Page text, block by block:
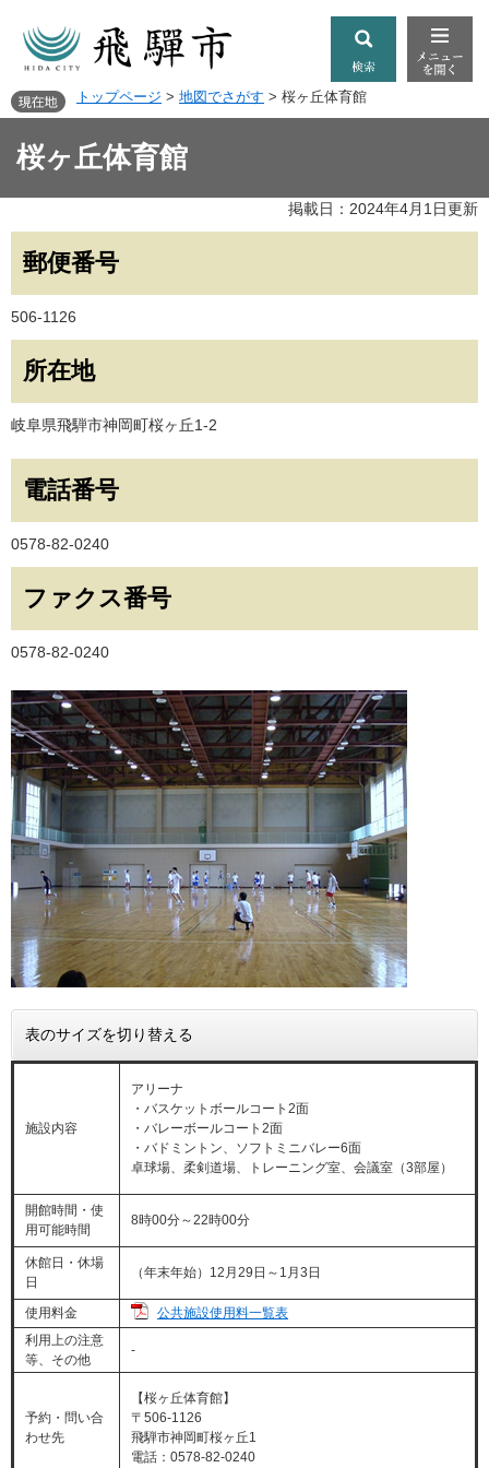
トップページ > 地図でさがす > 桜ヶ丘体育館
桜ヶ丘体育館
掲載日：2024年4月1日更新
郵便番号
506-1126
所在地
岐阜県飛騨市神岡町桜ヶ丘1-2
電話番号
0578-82-0240
ファクス番号
0578-82-0240
表のサイズを切り替える
施設内容
アリーナ
・バスケットボールコート2面
・バレーボールコート2面
・バドミントン、ソフトミニバレー6面
卓球場、柔剣道場、トレーニング室、会議室（3部屋）
開館時間・使
用可能時間
8時00分～22時00分
休館日・休場
日
（年末年始）12月29日～1月3日
使用料金
公共施設使用料一覧表
利用上の注意
等、その他
-
予約・問い合
わせ先
【桜ヶ丘体育館】
〒506-1126
飛騨市神岡町桜ヶ丘1
電話：0578-82-0240